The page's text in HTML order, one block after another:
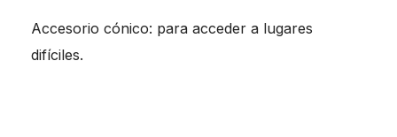
Accesorio cónico: para acceder a lugares
difíciles.